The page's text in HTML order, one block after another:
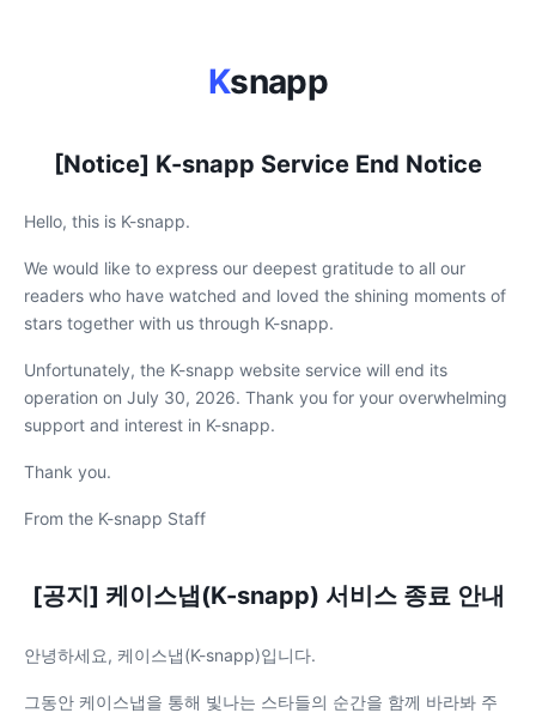
Ksnapp
[Notice] K-snapp Service End Notice
Hello, this is K-snapp.
We would like to express our deepest gratitude to all our
readers who have watched and loved the shining moments of
stars together with us through K-snapp.
Unfortunately, the K-snapp website service will end its
operation on July 30, 2026. Thank you for your overwhelming
support and interest in K-snapp.
Thank you.
From the K-snapp Staff
[공지] 케이스냅(K-snapp) 서비스 종료 안내
안녕하세요, 케이스냅(K-snapp)입니다.
그동안 케이스냅을 통해 빛나는 스타들의 순간을 함께 바라봐 주